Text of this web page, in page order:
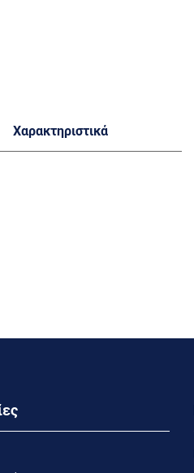
Χαρακτηριστικά